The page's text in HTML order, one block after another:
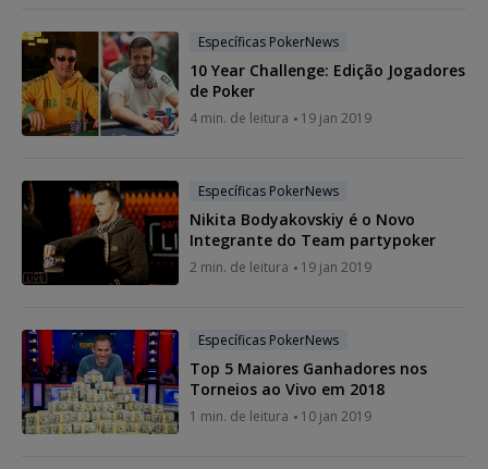
Específicas PokerNews
10 Year Challenge: Edição Jogadores
de Poker
4 min. de leitura 19 jan 2019
Específicas PokerNews
Nikita Bodyakovskiy é o Novo
Integrante do Team partypoker
2 min. de leitura 19 jan 2019
Específicas PokerNews
Top 5 Maiores Ganhadores nos
Torneios ao Vivo em 2018
1 min. de leitura 10 jan 2019